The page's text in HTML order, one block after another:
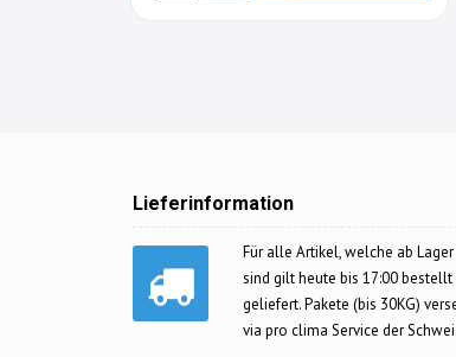
Lieferinformation
Für alle Artikel, welche ab
sind gilt heute bis 17:00 bestellt
geliefert. Pakete (bis 30KG)
via pro clima Service der